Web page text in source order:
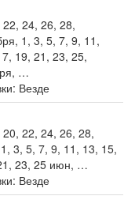
24, 26, 28,
1, 3, 5, 7, 9, 11,
19, 21, 23, 25,
…
Везде
22, 24, 26, 28,
3, 5, 7, 9, 11, 13, 15,
23, 25 июн, …
Везде